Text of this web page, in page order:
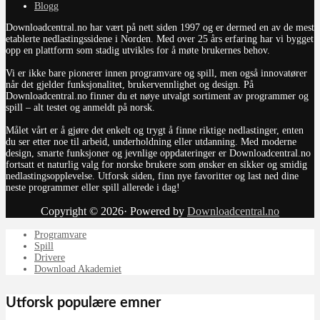
Blogg
Downloadcentral.no har vært på nett siden 1997 og er dermed en av de mest
etablerte nedlastingssidene i Norden. Med over 25 års erfaring har vi bygget
opp en plattform som stadig utvikles for å møte brukernes behov.
Vi er ikke bare pionerer innen programvare og spill, men også innovatører
når det gjelder funksjonalitet, brukervennlighet og design. På
Downloadcentral.no finner du et nøye utvalgt sortiment av programmer og
spill – alt testet og anmeldt på norsk.
Målet vårt er å gjøre det enkelt og trygt å finne riktige nedlastinger, enten
du ser etter noe til arbeid, underholdning eller utdanning. Med moderne
design, smarte funksjoner og jevnlige oppdateringer er Downloadcentral.no
fortsatt et naturlig valg for norske brukere som ønsker en sikker og smidig
nedlastingsopplevelse. Utforsk siden, finn nye favoritter og last ned dine
neste programmer eller spill allerede i dag!
Copyright © 2026· Powered by Downloadcentral.no
Programvare
Spill
Drivere
Download Akademiet
Utforsk populære emner